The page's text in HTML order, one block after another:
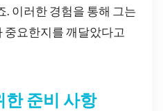
. 이러한 경험을 통해 그는
요한지를 깨달았다고
한 준비 사항